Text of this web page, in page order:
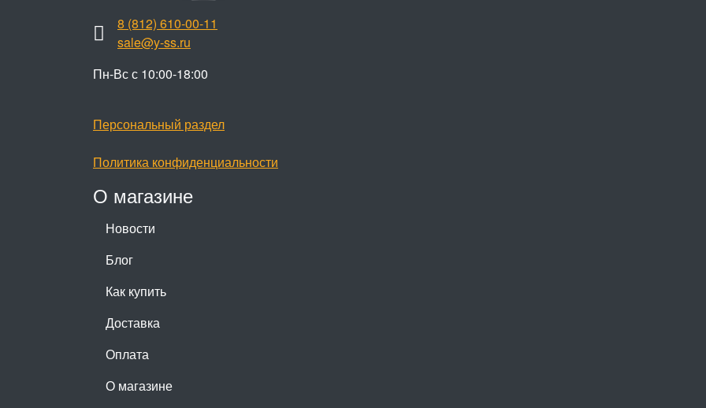
О магазине
Новости
Блог
Как купить
Доставка
Оплата
О магазине
8 (812) 610-00-11
sale@y-ss.ru
Пн-Вс с 10:00-18:00
Персональный раздел
Политика конфиденциальности